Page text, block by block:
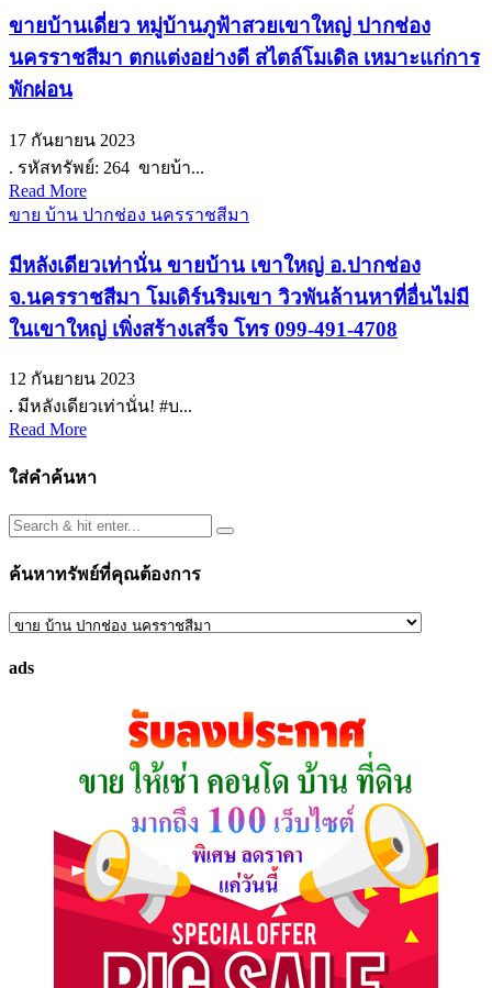
ขายบ้านเดี่ยว หมู่บ้านภูฟ้าสวยเขาใหญ่ ปากช่อง
นครราชสีมา ตกแต่งอย่างดี สไตล์โมเดิล เหมาะแก่การ
พักผ่อน
17 กันยายน 2023
. รหัสทรัพย์: 264 ขายบ้า...
Read More
ขาย บ้าน ปากช่อง นครราชสีมา
มีหลังเดียวเท่านั่น ขายบ้าน เขาใหญ่ อ.ปากช่อง
จ.นครราชสีมา โมเดิร์นริมเขา วิวพันล้านหาที่อื่นไม่มี
ในเขาใหญ่ เพิ่งสร้างเสร็จ โทร 099-491-4708
12 กันยายน 2023
. มีหลังเดียวเท่านั่น! #บ...
Read More
ใส่คำค้นหา
ค้นหาทรัพย์ที่คุณต้องการ
ค้นหา
ที่
ads